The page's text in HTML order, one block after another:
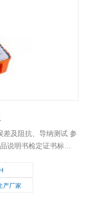
及阻抗、导纳测试 参
产厂家